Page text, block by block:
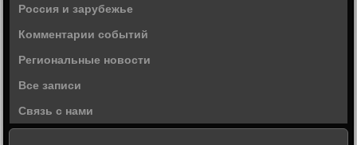
Россия и зарубежье
Комментарии событий
Региональные новости
Все записи
Связь с нами